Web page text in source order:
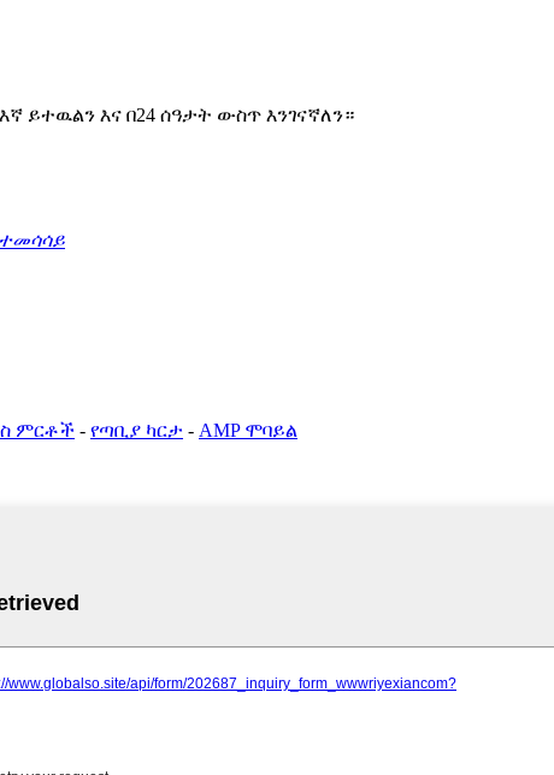
ይተዉልን እና በ24 ሰዓታት ውስጥ እንገናኛለን።
ተመሳሳይ
ምርቶች - የጣቢያ ካርታ - AMP ሞባይል